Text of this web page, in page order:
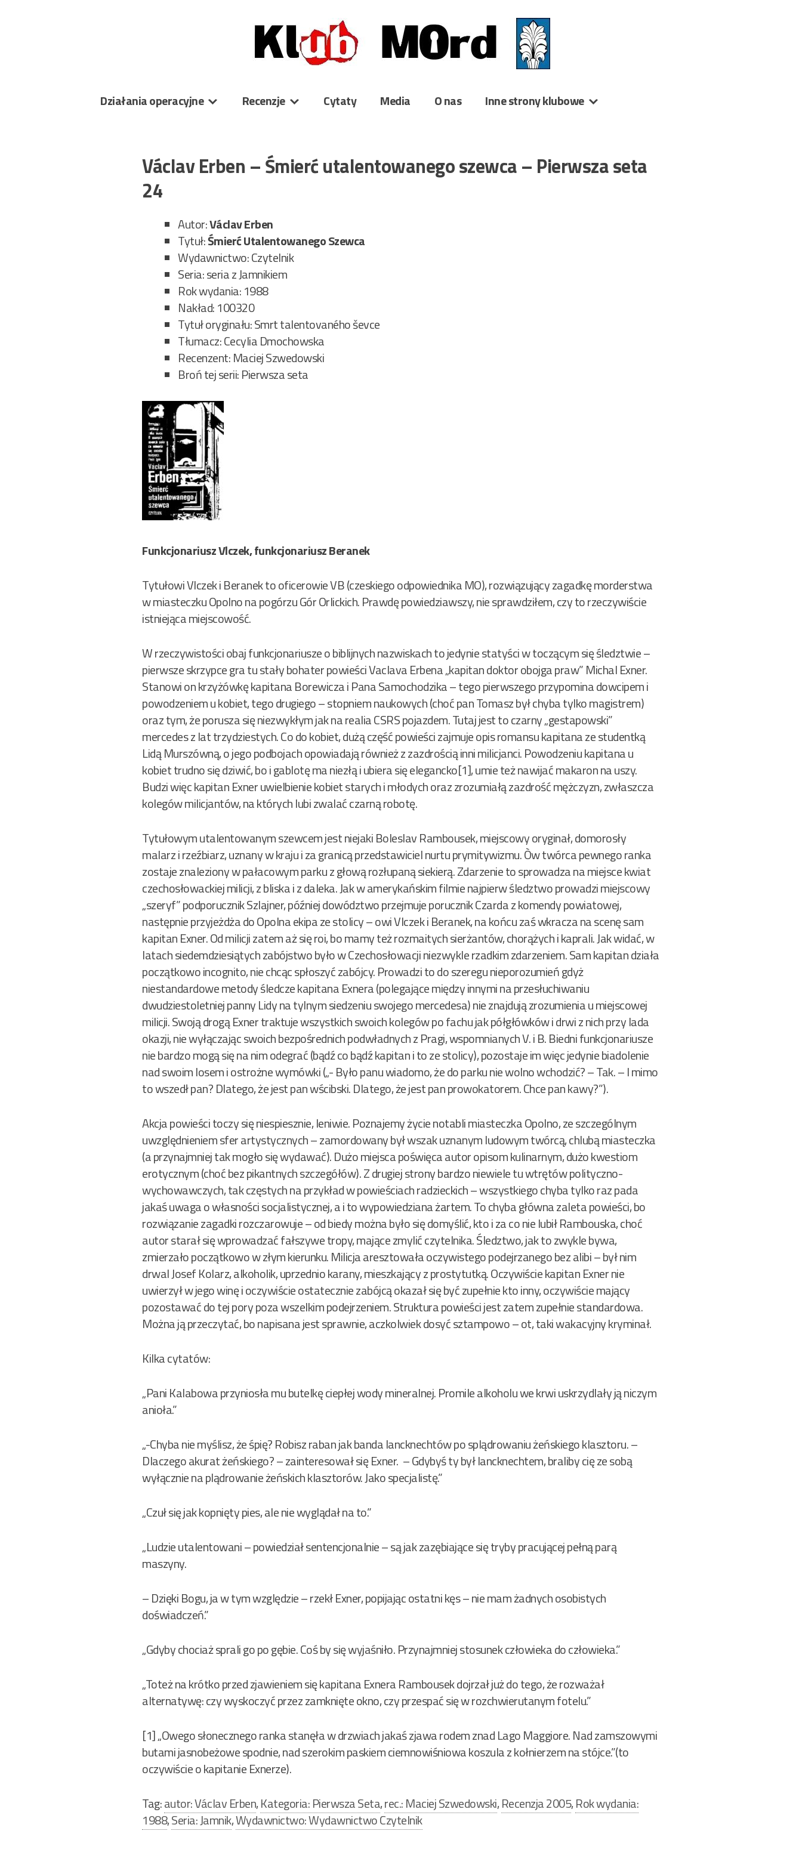
Działania operacyjne Recenzje Cytaty Media O nas Inne strony klubowe
Václav Erben – Śmierć utalentowanego szewca – Pierwsza seta
24
Autor:Václav Erben
Tytuł:Śmierć Utalentowanego Szewca
Wydawnictwo: Czytelnik
Seria: seria z Jamnikiem
Rok wydania: 1988
Nakład: 100320
Tytuł oryginału: Smrt talentovaného ševce
Tłumacz: Cecylia Dmochowska
Recenzent: Maciej Szwedowski
Broń tej serii: Pierwsza seta
Funkcjonariusz Vlczek, funkcjonariusz Beranek
Tytułowi Vlczek i Beranek to oficerowie VB (czeskiego odpowiednika MO), rozwiązujący zagadkę morderstwa
w miasteczku Opolno na pogórzu Gór Orlickich. Prawdę powiedziawszy, nie sprawdziłem, czy to rzeczywiście
istniejąca miejscowość.
W rzeczywistości obaj funkcjonariusze o biblijnych nazwiskach to jedynie statyści w toczącym się śledztwie –
pierwsze skrzypce gra tu stały bohater powieści Vaclava Erbena „kapitan doktor obojga praw” Michal Exner.
Stanowi on krzyżówkę kapitana Borewicza i Pana Samochodzika – tego pierwszego przypomina dowcipem i
powodzeniem u kobiet, tego drugiego – stopniem naukowych (choć pan Tomasz był chyba tylko magistrem)
oraz tym, że porusza się niezwykłym jak na realia CSRS pojazdem. Tutaj jest to czarny „gestapowski”
mercedes z lat trzydziestych. Co do kobiet, dużą część powieści zajmuje opis romansu kapitana ze studentką
Lidą Murszówną, o jego podbojach opowiadają również z zazdrością inni milicjanci. Powodzeniu kapitana u
kobiet trudno się dziwić, bo i gablotę ma niezłą i ubiera się elegancko[1], umie też nawijać makaron na uszy.
Budzi więc kapitan Exner uwielbienie kobiet starych i młodych oraz zrozumiałą zazdrość mężczyzn, zwłaszcza
kolegów milicjantów, na których lubi zwalać czarną robotę.
Tytułowym utalentowanym szewcem jest niejaki Boleslav Rambousek, miejscowy oryginał, domorosły
malarz i rzeźbiarz, uznany w kraju i za granicą przedstawiciel nurtu prymitywizmu. Òw twórca pewnego ranka
zostaje znaleziony w pałacowym parku z głową rozłupaną siekierą. Zdarzenie to sprowadza na miejsce kwiat
czechosłowackiej milicji, z bliska i z daleka. Jak w amerykańskim filmie najpierw śledztwo prowadzi miejscowy
„szeryf” podporucznik Szlajner, później dowództwo przejmuje porucznik Czarda z komendy powiatowej,
następnie przyjeżdża do Opolna ekipa ze stolicy – owi Vlczek i Beranek, na końcu zaś wkracza na scenę sam
kapitan Exner. Od milicji zatem aż się roi, bo mamy też rozmaitych sierżantów, chorążych i kaprali. Jak widać, w
latach siedemdziesiątych zabójstwo było w Czechosłowacji niezwykle rzadkim zdarzeniem. Sam kapitan działa
początkowo incognito, nie chcąc spłoszyć zabójcy. Prowadzi to do szeregu nieporozumień gdyż
niestandardowe metody śledcze kapitana Exnera (polegające między innymi na przesłuchiwaniu
dwudziestoletniej panny Lidy na tylnym siedzeniu swojego mercedesa) nie znajdują zrozumienia u miejscowej
milicji. Swoją drogą Exner traktuje wszystkich swoich kolegów po fachu jak półgłówków i drwi z nich przy lada
okazji, nie wyłączając swoich bezpośrednich podwładnych z Pragi, wspomnianych V. i B. Biedni funkcjonariusze
nie bardzo mogą się na nim odegrać (bądź co bądź kapitan i to ze stolicy), pozostaje im więc jedynie biadolenie
nad swoim losem i ostrożne wymówki („- Było panu wiadomo, że do parku nie wolno wchodzić? – Tak. – I mimo
to wszedł pan? Dlatego, że jest pan wścibski. Dlatego, że jest pan prowokatorem. Chce pan kawy?”).
Akcja powieści toczy się niespiesznie, leniwie. Poznajemy życie notabli miasteczka Opolno, ze szczególnym
uwzględnieniem sfer artystycznych – zamordowany był wszak uznanym ludowym twórcą, chlubą miasteczka
(a przynajmniej tak mogło się wydawać). Dużo miejsca poświęca autor opisom kulinarnym, dużo kwestiom
erotycznym (choć bez pikantnych szczegółów). Z drugiej strony bardzo niewiele tu wtrętów polityczno-
wychowawczych, tak częstych na przykład w powieściach radzieckich – wszystkiego chyba tylko raz pada
jakaś uwaga o własności socjalistycznej, a i to wypowiedziana żartem. To chyba główna zaleta powieści, bo
rozwiązanie zagadki rozczarowuje – od biedy można było się domyślić, kto i za co nie lubił Rambouska, choć
autor starał się wprowadzać fałszywe tropy, mające zmylić czytelnika. Śledztwo, jak to zwykle bywa,
zmierzało początkowo w złym kierunku. Milicja aresztowała oczywistego podejrzanego bez alibi – był nim
drwal Josef Kolarz, alkoholik, uprzednio karany, mieszkający z prostytutką. Oczywiście kapitan Exner nie
uwierzył w jego winę i oczywiście ostatecznie zabójcą okazał się być zupełnie kto inny, oczywiście mający
pozostawać do tej pory poza wszelkim podejrzeniem. Struktura powieści jest zatem zupełnie standardowa.
Można ją przeczytać, bo napisana jest sprawnie, aczkolwiek dosyć sztampowo – ot, taki wakacyjny kryminał.
Kilka cytatów:
„Pani Kalabowa przyniosła mu butelkę ciepłej wody mineralnej. Promile alkoholu we krwi uskrzydlały ją niczym
anioła.”
„-Chyba nie myślisz, że śpię? Robisz raban jak banda lancknechtów po splądrowaniu żeńskiego klasztoru. –
Dlaczego akurat żeńskiego? – zainteresował się Exner. – Gdybyś ty był lancknechtem, braliby cię ze sobą
wyłącznie na plądrowanie żeńskich klasztorów. Jako specjalistę.”
„Czuł się jak kopnięty pies, ale nie wyglądał na to.”
„Ludzie utalentowani – powiedział sentencjonalnie – są jak zazębiające się tryby pracującej pełną parą
maszyny.
– Dzięki Bogu, ja w tym względzie – rzekł Exner, popijając ostatni kęs – nie mam żadnych osobistych
doświadczeń.”
„Gdyby chociaż sprali go po gębie. Coś by się wyjaśniło. Przynajmniej stosunek człowieka do człowieka.”
„Toteż na krótko przed zjawieniem się kapitana Exnera Rambousek dojrzał już do tego, że rozważał
alternatywę: czy wyskoczyć przez zamknięte okno, czy przespać się w rozchwierutanym fotelu.”
[1] „Owego słonecznego ranka stanęła w drzwiach jakaś zjawa rodem znad Lago Maggiore. Nad zamszowymi
butami jasnobeżowe spodnie, nad szerokim paskiem ciemnowiśniowa koszula z kołnierzem na stójce.”(to
oczywiście o kapitanie Exnerze).
Tag:autor: Václav Erben,Kategoria: Pierwsza Seta,rec.: Maciej Szwedowski,Recenzja 2005,Rok wydania:
1988,Seria: Jamnik,Wydawnictwo: Wydawnictwo Czytelnik